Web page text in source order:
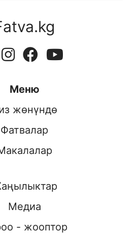
Меню
жөнүндө
Фатвалар
Медиа
- жооптор